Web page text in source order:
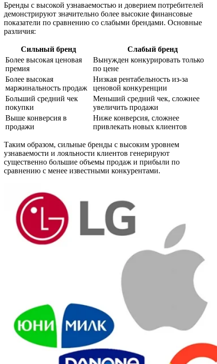
Бренды с высокой узнаваемостью и доверием потребителей
демонстрируют значительно более высокие финансовые
показатели по сравнению со слабыми брендами. Основные
различия:
Сильный бренд
Слабый бренд
Более высокая ценовая
премия
Вынужден конкурировать только
по цене
Более высокая
маржинальность продаж
Низкая рентабельность из-за
ценовой конкуренции
Больший средний чек
покупки
Меньший средний чек, сложнее
увеличить продажи
Выше конверсия в
продажи
Ниже конверсия, сложнее
привлекать новых клиентов
Таким образом, сильные бренды с высоким уровнем
узнаваемости и лояльности клиентов генерируют
существенно большие объемы продаж и прибыли по
сравнению с менее известными конкурентами.